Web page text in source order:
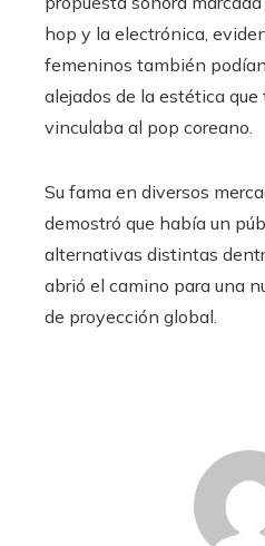
hop y la electrónica,
femeninos también
alejados de la estética
vinculaba al pop coreano.
Su fama en diversos
demostró que había un
alternativas distintas
abrió el camino para una
de proyección global.